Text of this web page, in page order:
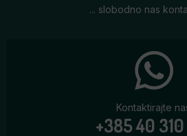
... slobodno nas
Kontaktirajte
+385 40